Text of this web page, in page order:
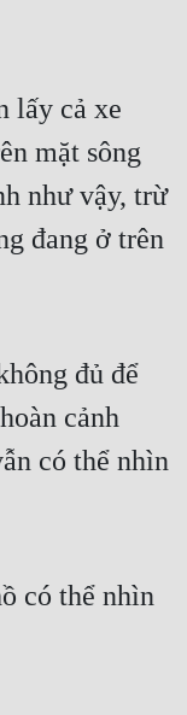
lấy cả xe
mặt sông
như vậy, trừ
đang ở trên
đủ để
cảnh
có thể nhìn
có thể nhìn